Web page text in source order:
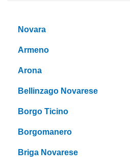
Novara
Armeno
Arona
Bellinzago Novarese
Borgo Ticino
Borgomanero
Briga Novarese